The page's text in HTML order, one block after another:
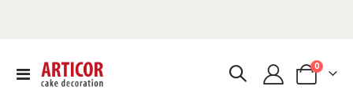
Toggle
Nav
Cart
0